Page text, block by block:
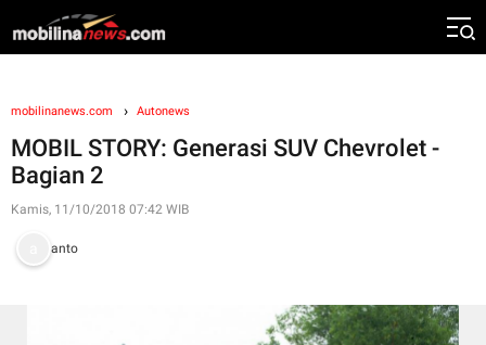
mobilinanews.com Autonews
MOBIL STORY: Generasi SUV Chevrolet -
Bagian 2
Kamis, 11/10/2018 07:42 WIB
anto